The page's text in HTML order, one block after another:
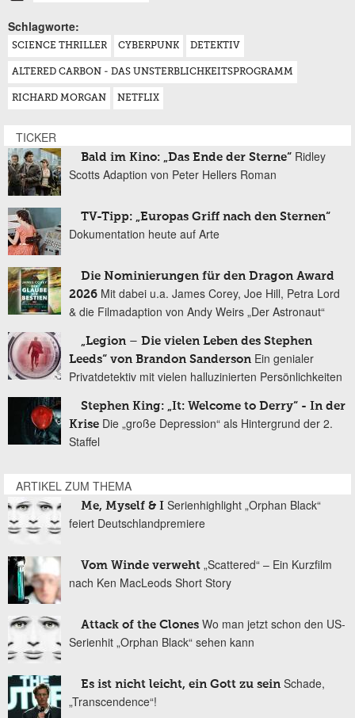
Schlagworte:
SCIENCE THRILLER CYBERPUNK DETEKTIV
ALTERED CARBON - DAS UNSTERBLICHKEITSPROGRAMM
RICHARD MORGAN NETFLIX
TICKER
Bald im Kino: „Das Ende der Sterne“ Ridley
Scotts Adaption von Peter Hellers Roman
TV-Tipp: „Europas Griff nach den Sternen“
Dokumentation heute auf Arte
Die Nominierungen für den Dragon Award
2026 Mit dabei u.a. James Corey, Joe Hill, Petra Lord
& die Filmadaption von Andy Weirs „Der Astronaut“
„Legion – Die vielen Leben des Stephen
Leeds“ von Brandon Sanderson Ein genialer
Privatdetektiv mit vielen halluzinierten Persönlichkeiten
Stephen King: „It: Welcome to Derry“ - In der
Krise Die „große Depression“ als Hintergrund der 2.
Staffel
ARTIKEL ZUM THEMA
Me, Myself & I Serienhighlight „Orphan Black“
feiert Deutschlandpremiere
Vom Winde verweht „Scattered“ – Ein Kurzfilm
nach Ken MacLeods Short Story
Attack of the Clones Wo man jetzt schon den US-
Serienhit „Orphan Black“ sehen kann
Es ist nicht leicht, ein Gott zu sein Schade,
„Transcendence“!